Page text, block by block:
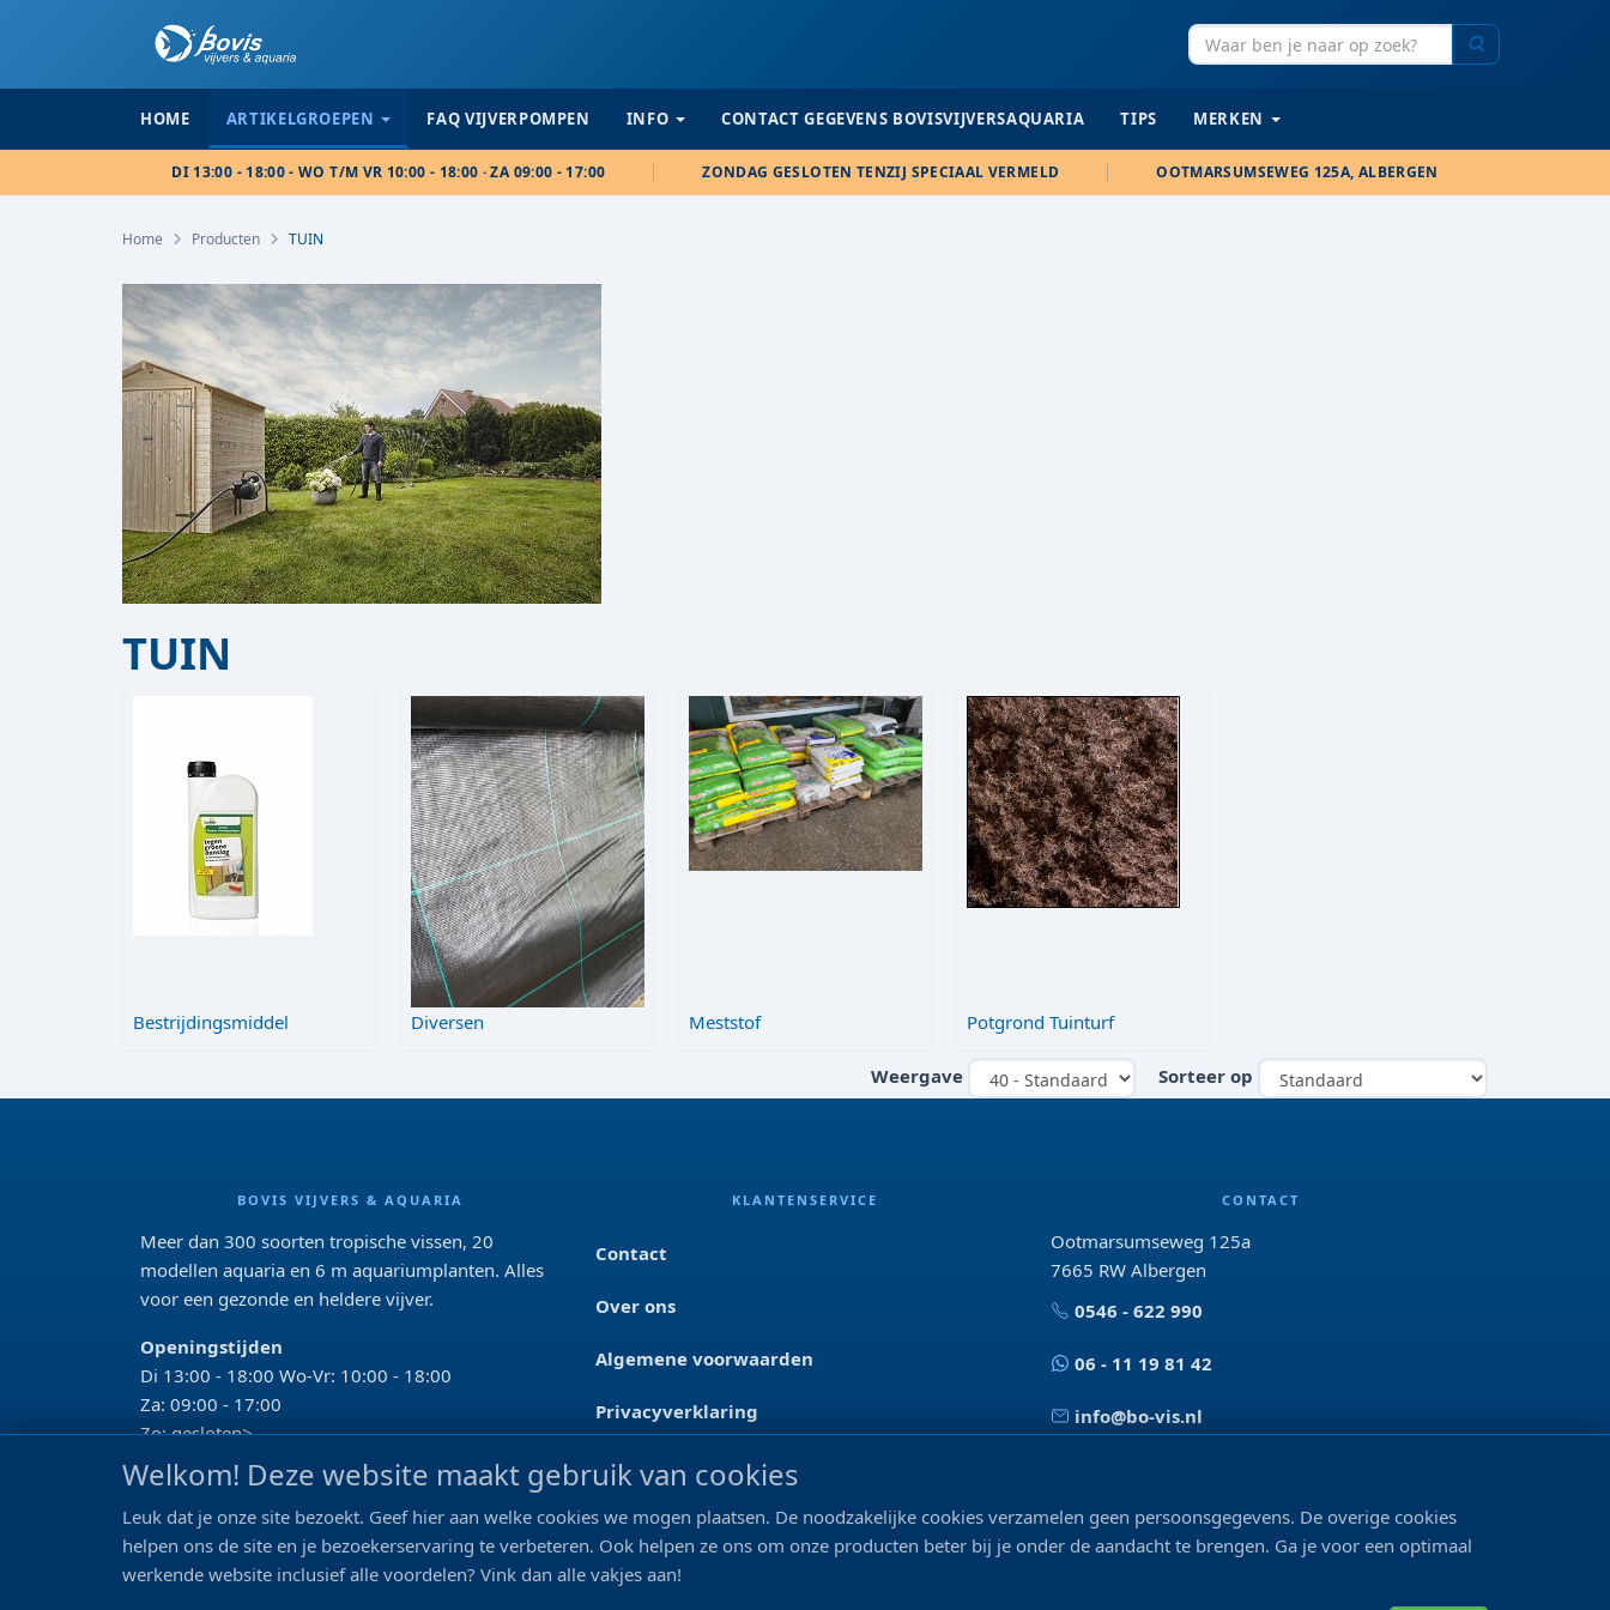
HOME ARTIKELGROEPEN FAQ VIJVERPOMPEN INFO CONTACT GEGEVENS BOVISVIJVERSAQUARIA TIPS MERKEN
DI 13:00 - 18:00 - WO T/M VR 10:00 - 18:00 · ZA 09:00 - 17:00 ZONDAG GESLOTEN TENZIJ SPECIAAL VERMELD OOTMARSUMSEWEG 125A, ALBERGEN
Home Producten TUIN
TUIN
Bestrijdingsmiddel Diversen Meststof Potgrond Tuinturf
Weergave Sorteer op
BOVIS VIJVERS & AQUARIA
Meer dan 300 soorten tropische vissen, 20
modellen aquaria en 6 m aquariumplanten. Alles
voor een gezonde en heldere vijver.
Openingstijden
Di 13:00 - 18:00 Wo-Vr: 10:00 - 18:00
Za: 09:00 - 17:00
Zo: gesloten>
REVIEWS
Google beoordeling
4.2
KLANTENSERVICE
Contact
Over ons
Algemene voorwaarden
Privacyverklaring
Blog & tips
Merken
CONTACT
Ootmarsumseweg 125a
7665 RW Albergen
0546 - 622 990
06 - 11 19 81 42
info@bo-vis.nl
Welkom! Deze website maakt gebruik van cookies
Leuk dat je onze site bezoekt. Geef hier aan welke cookies we mogen plaatsen. De noodzakelijke cookies verzamelen geen persoonsgegevens. De overige cookies
helpen ons de site en je bezoekerservaring te verbeteren. Ook helpen ze ons om onze producten beter bij je onder de aandacht te brengen. Ga je voor een optimaal
werkende website inclusief alle voordelen? Vink dan alle vakjes aan!